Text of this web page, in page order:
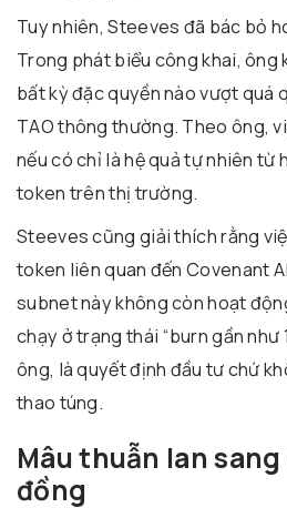
Tuy nhiên, Steeves đã bác bỏ
Trong phát biểu công khai, ông
bất kỳ đặc quyền nào vượt quá
TAO thông thường. Theo ông,
nếu có chỉ là hệ quả tự nhiên từ
token trên thị trường.
Steeves cũng giải thích rằng
token liên quan đến Covenant
subnet này không còn hoạt
chạy ở trạng thái “burn gần như
ông, là quyết định đầu tư chứ
thao túng.
Mâu thuẫn lan
đồng